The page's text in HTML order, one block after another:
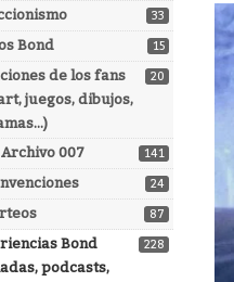
33
15
Bond
20
de los fans
juegos, dibujos,
141
007
24
87
228
Bond
podcasts,